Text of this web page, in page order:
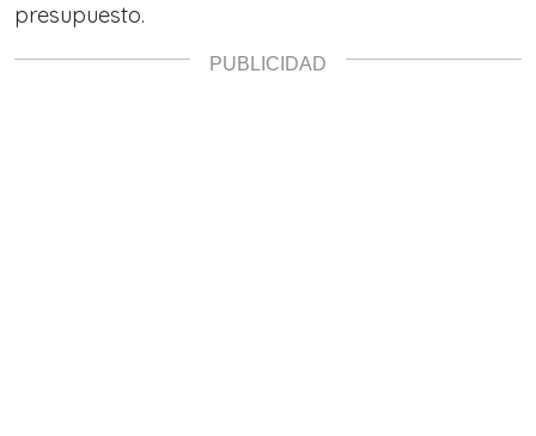
presupuesto.